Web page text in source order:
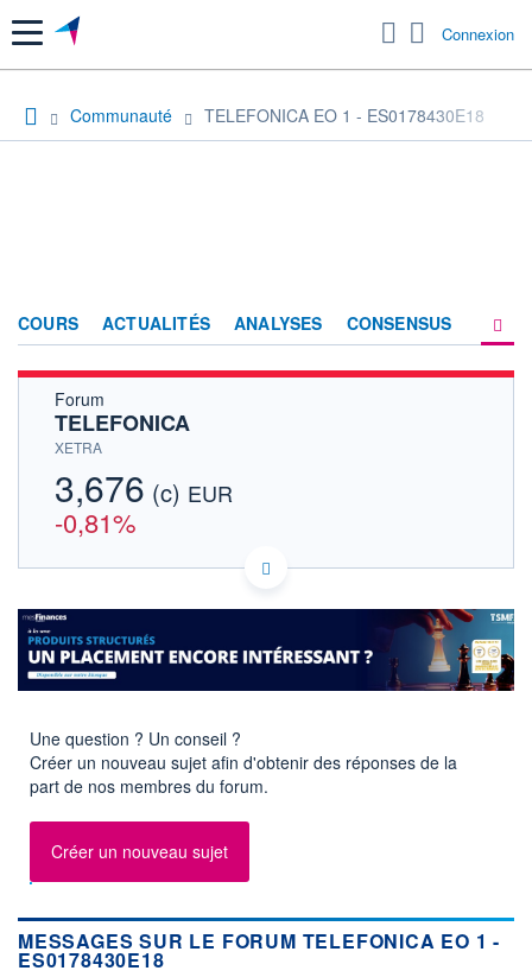
Menu Connexion
Communauté TELEFONICA EO 1 - ES0178430E18
COURS ACTUALITÉS ANALYSES CONSENSUS
Forum
TELEFONICA
XETRA
3,676 (c) EUR
-0,81%
ES0178430E18 TNE5
Politique d'exécution
Cotation sur les autres places
3,75
3,691
+ HAUT
3,691
+ BAS
3,636
Une question ? Un conseil ?
Créer un nouveau sujet afin d'obtenir des réponses de la
part de nos membres du forum.
Créer un nouveau sujet
MESSAGES SUR LE FORUM TELEFONICA EO 1 -
ES0178430E18